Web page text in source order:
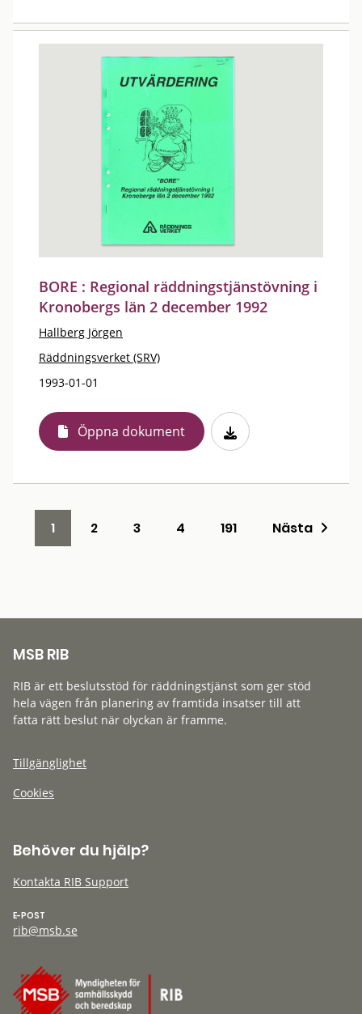
BORE : Regional räddningstjänstövning i
Kronobergs län 2 december 1992
Hallberg Jörgen
Räddningsverket (SRV)
1993-01-01
Öppna dokument
1 2 3 4 191 Nästa
MSB RIB
RIB är ett beslutsstöd för räddningstjänst som ger stöd
hela vägen från planering av framtida insatser till att
fatta rätt beslut när olyckan är framme.
Tillgänglighet
Cookies
Behöver du hjälp?
Kontakta RIB Support
E-POST
rib@msb.se